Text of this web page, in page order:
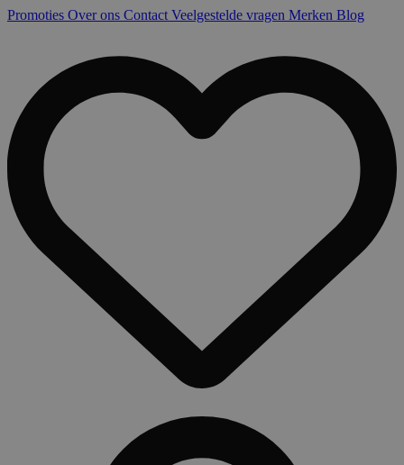
Promoties Over ons Contact Veelgestelde vragen Merken Blog